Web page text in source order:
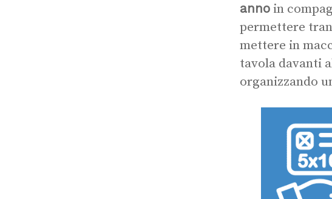
anno in
permettere
mettere in
tavola davanti
organizzando